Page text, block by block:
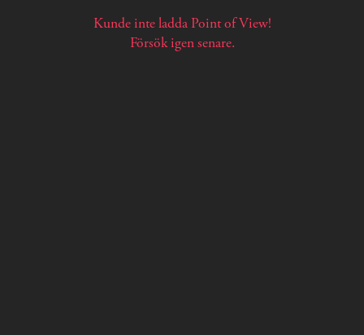
Kunde inte ladda Point of View!
Försök igen senare.